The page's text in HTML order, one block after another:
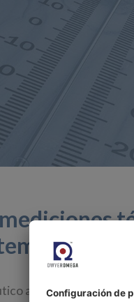
avanzados,